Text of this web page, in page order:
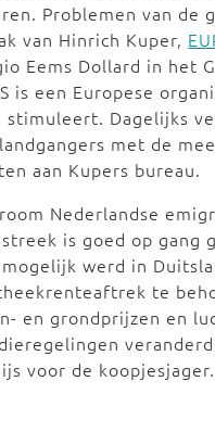
Problemen van de
van Hinrich Kuper,
Eems Dollard in het
is een Europese
stimuleert. Dagelijks
met de
aan Kupers bureau.
Nederlandse
is goed op gang
werd in
te
en grondprijzen en
voor de